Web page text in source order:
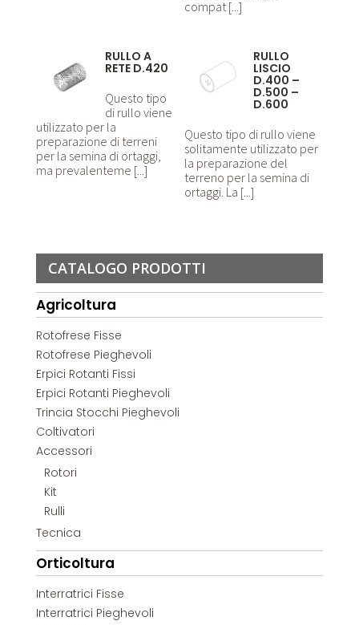
compat [...]
RULLO A
RETE D.420
Questo tipo
di rullo viene
utilizzato per la
preparazione di terreni
per la semina di ortaggi,
ma prevalenteme [...]
RULLO
LISCIO
D.400 –
D.500 –
D.600
Questo tipo di rullo viene
solitamente utilizzato per
la preparazione del
terreno per la semina di
ortaggi. La [...]
CATALOGO PRODOTTI
Agricoltura
Rotofrese Fisse
Rotofrese Pieghevoli
Erpici Rotanti Fissi
Erpici Rotanti Pieghevoli
Trincia Stocchi Pieghevoli
Coltivatori
Accessori
Rotori
Kit
Rulli
Tecnica
Orticoltura
Interratrici Fisse
Interratrici Pieghevoli